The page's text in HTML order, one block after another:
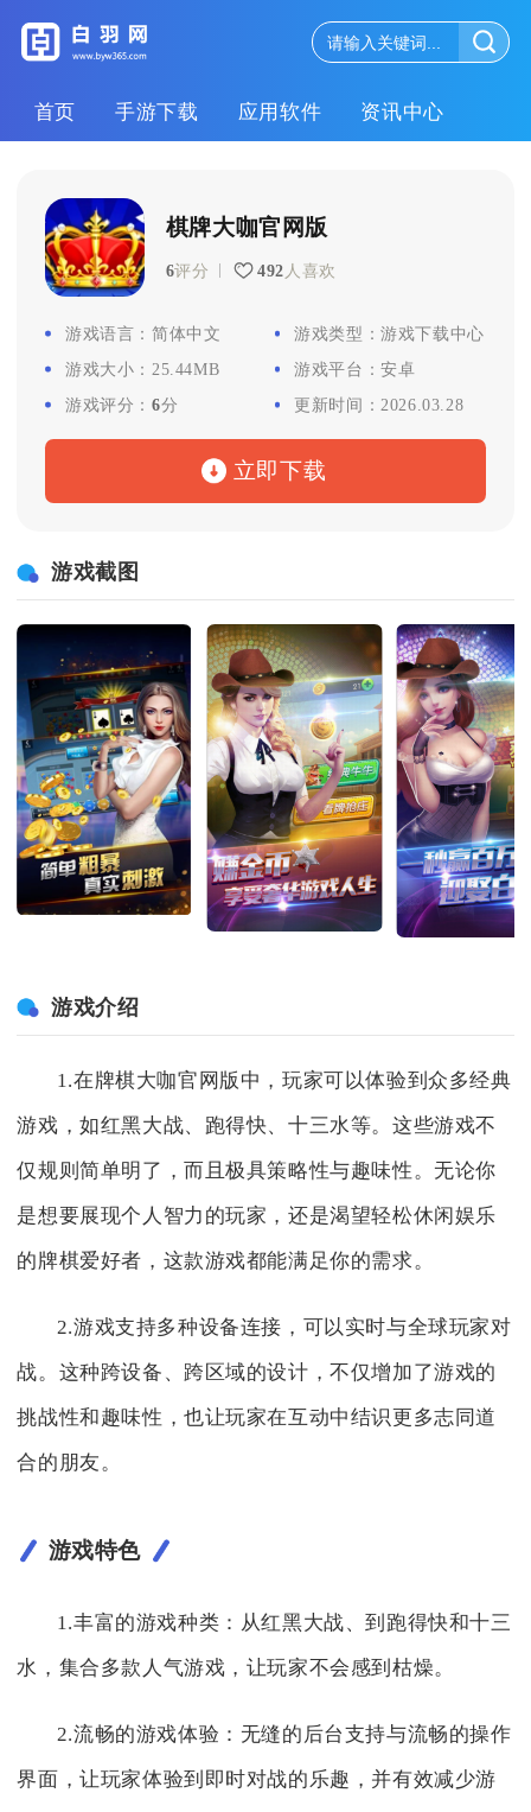
首页 手游下载 应用软件 资讯中心
棋牌大咖官网版
6评分 492 人喜欢
游戏语言： 简体中文 游戏类型：游戏下载中心
游戏大小： 25.44MB 游戏平台：安卓
游戏评分： 6分 更新时间： 2026.03.28
立即下载
游戏截图
游戏介绍
1.在牌棋大咖官网版中，玩家可以体验到众多经典
游戏，如红黑大战、跑得快、十三水等。这些游戏不
仅规则简单明了，而且极具策略性与趣味性。无论你
是想要展现个人智力的玩家，还是渴望轻松休闲娱乐
的牌棋爱好者，这款游戏都能满足你的需求。
2.游戏支持多种设备连接，可以实时与全球玩家对
战。这种跨设备、跨区域的设计，不仅增加了游戏的
挑战性和趣味性，也让玩家在互动中结识更多志同道
合的朋友。
游戏特色
1.丰富的游戏种类：从红黑大战、到跑得快和十三
水，集合多款人气游戏，让玩家不会感到枯燥。
2.流畅的游戏体验：无缝的后台支持与流畅的操作
界面，让玩家体验到即时对战的乐趣，并有效减少游